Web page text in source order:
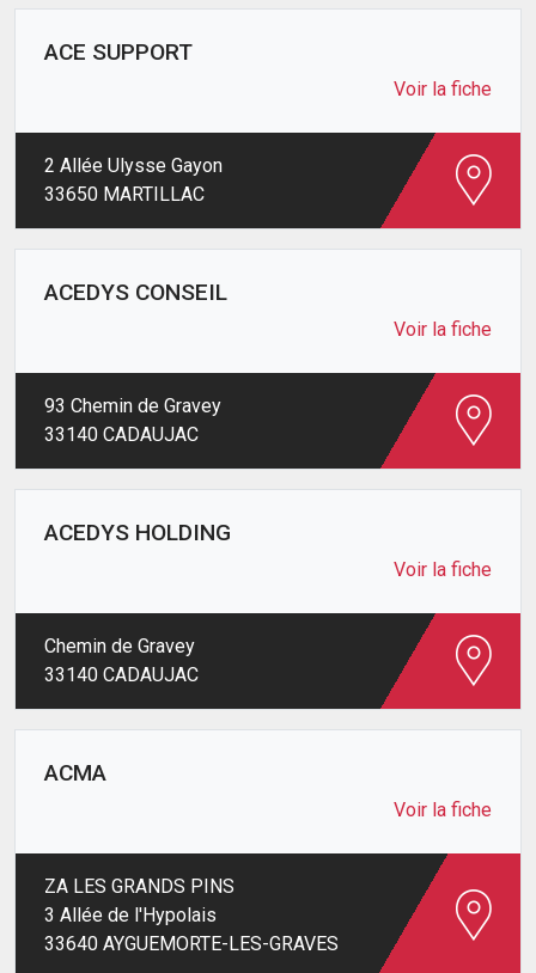
ACE SUPPORT
Voir la fiche
2 Allée Ulysse Gayon
33650 MARTILLAC
ACEDYS CONSEIL
Voir la fiche
93 Chemin de Gravey
33140 CADAUJAC
ACEDYS HOLDING
Voir la fiche
Chemin de Gravey
33140 CADAUJAC
ACMA
Voir la fiche
ZA LES GRANDS PINS
3 Allée de l'Hypolais
33640 AYGUEMORTE-LES-GRAVES